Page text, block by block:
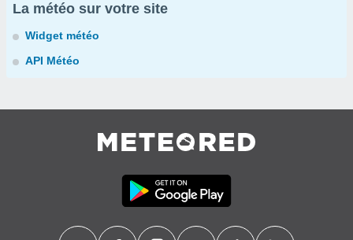
La météo sur votre site
Widget météo
API Météo